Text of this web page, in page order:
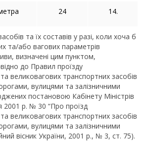
24 14.
та їх составів у разі, коли хоча б
та/або вагових параметрів
визначені цим пунктом,
до Правил проїзду
великовагових транспортних засобів
вулицями та залізничними
постановою Кабінету Міністрів
2001 р. № 30 “Про проїзд
великовагових транспортних засобів
вулицями та залізничними
вісник України, 2001 р., № 3, ст. 75).